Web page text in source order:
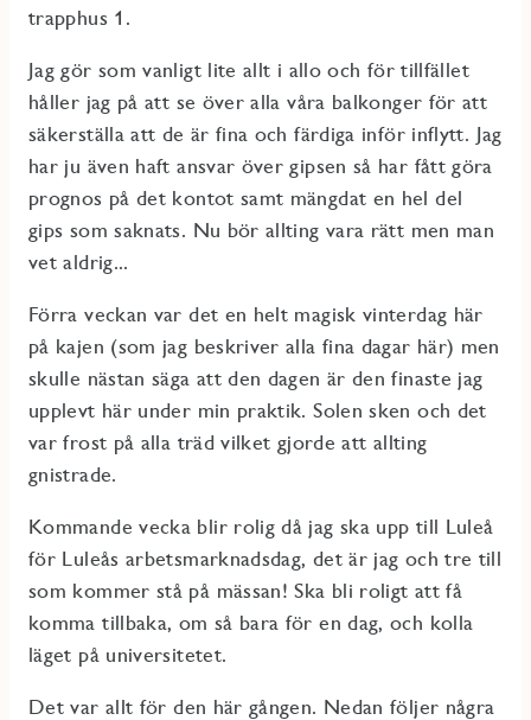
trapphus 1.
Jag gör som vanligt lite allt i allo och för tillfället
håller jag på att se över alla våra balkonger för att
säkerställa att de är fina och färdiga inför inflytt. Jag
har ju även haft ansvar över gipsen så har fått göra
prognos på det kontot samt mängdat en hel del
gips som saknats. Nu bör allting vara rätt men man
vet aldrig...
Förra veckan var det en helt magisk vinterdag här
på kajen (som jag beskriver alla fina dagar här) men
skulle nästan säga att den dagen är den finaste jag
upplevt här under min praktik. Solen sken och det
var frost på alla träd vilket gjorde att allting
gnistrade.
Kommande vecka blir rolig då jag ska upp till Luleå
för Luleås arbetsmarknadsdag, det är jag och tre till
som kommer stå på mässan! Ska bli roligt att få
komma tillbaka, om så bara för en dag, och kolla
läget på universitetet.
Det var allt för den här gången. Nedan följer några